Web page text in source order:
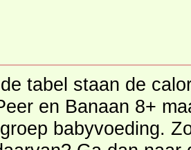
tabel staan de
en Banaan 8+
Zoekt u een ander product en